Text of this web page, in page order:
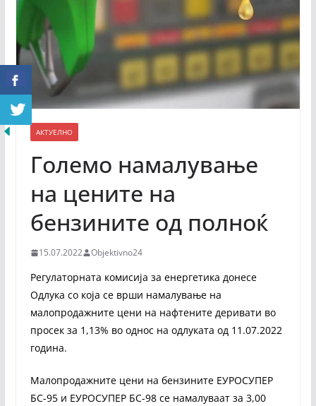
АКТУЕЛНО
Големо намалување
на цените на
бензините од полноќ
15.07.2022 Objektivno24
Регулаторната комисија за енергетика донесе
Одлука со која се врши намалување на
малопродажните цени на нафтените деривати во
просек за 1,13% во однос на одлуката од 11.07.2022
година.
Малопродажните цени на бензините ЕУРОСУПЕР
БС-95 и ЕУРОСУПЕР БС-98 се намалуваат за 3,00